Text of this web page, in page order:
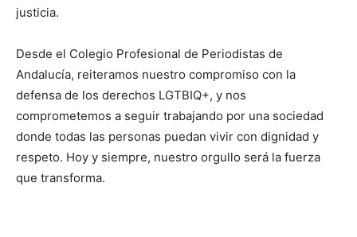
justicia.
Desde el Colegio Profesional de Periodistas de
Andalucía, reiteramos nuestro compromiso con la
defensa de los derechos LGTBIQ+, y nos
comprometemos a seguir trabajando por una sociedad
donde todas las personas puedan vivir con dignidad y
respeto. Hoy y siempre, nuestro orgullo será la fuerza
que transforma.